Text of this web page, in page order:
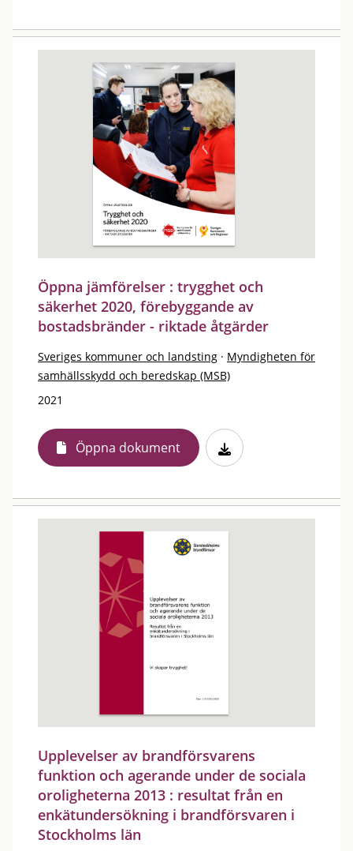
Öppna jämförelser : trygghet och
säkerhet 2020, förebyggande av
bostadsbränder - riktade åtgärder
Sveriges kommuner och landsting · Myndigheten för
samhällsskydd och beredskap (MSB)
2021
Öppna dokument
Upplevelser av brandförsvarens
funktion och agerande under de sociala
oroligheterna 2013 : resultat från en
enkätundersökning i brandförsvaren i
Stockholms län